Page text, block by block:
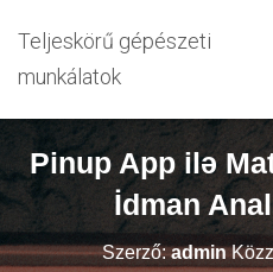
Teljeskörű gépészeti
munkálatok
Pinup App ilə
İdman
Szerző:admin